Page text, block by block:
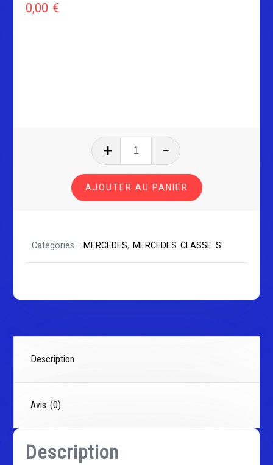
0,00 €
quantité
MERCEDES
CLASSE
S
AJOUTER AU PANIER
Catégories : MERCEDES, MERCEDES CLASSE S
Description
Avis (0)
Description